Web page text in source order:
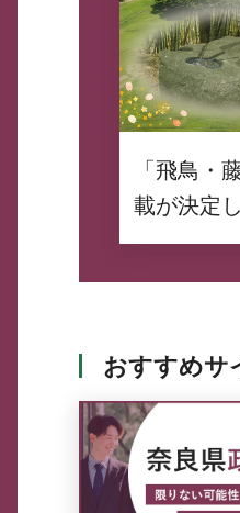
「飛鳥・
載が決定
おすすめサ